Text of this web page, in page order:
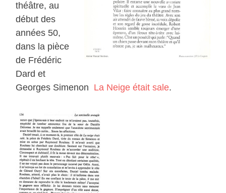
théâtre, au
début des
années 50,
dans la pièce
de Frédéric
Dard et
Georges Simenon La Neige était sale.